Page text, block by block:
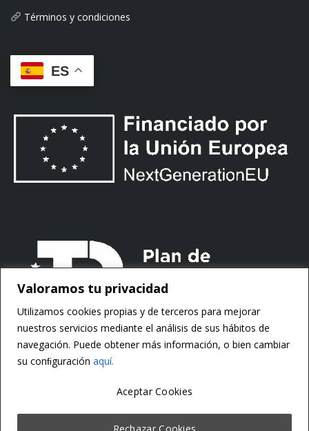
Valoramos tu privacidad
Utilizamos cookies propias y de terceros para mejorar
nuestros servicios mediante el análisis de sus hábitos de
navegación. Puede obtener más información, o bien cambiar
su conﬁguración aquí.
Rechazar Cookies
Aceptar Cookies
Términos y condiciones
ES